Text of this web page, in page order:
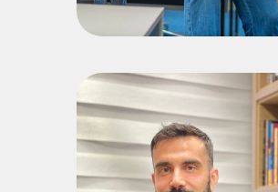
João Henrique
Pickcius Celant